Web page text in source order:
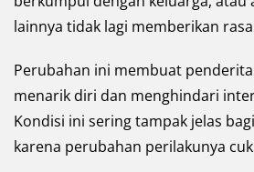
lainnya tidak lagi memberikan
Perubahan ini membuat
menarik diri dan menghindari
Kondisi ini sering tampak jelas
karena perubahan perilakunya